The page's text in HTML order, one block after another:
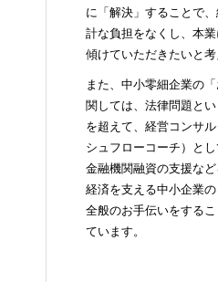
に「解決」することで
計な負担をなくし、本
傾けていただきたいと考
また、中小零細企業の
関しては、法律問題と
を超えて、経営コンサ
シュフローコーチ）と
金融機関融資の支援な
経済を支える中小企業の
全般のお手伝いをする
ています。